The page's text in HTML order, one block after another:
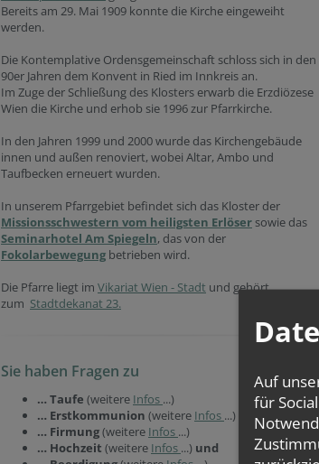
Bereits am 29. Mai 1909 konnte die Kirche eingeweiht
werden.
Die Kontemplative Ordensgemeinschaft schloss sich in den
90er Jahren dem Konvent in Ried im Innkreis an.
Im Zuge der Schließung des Klosters erwarb die Erzdiözese
Wien die Kirche und erhob sie 1996 zur Pfarrkirche.
In den Jahren 1999 und 2000 wurde das Kirchengebäude
innen und außen renoviert, wobei Altar, Ambo und
Taufbecken erneuert wurden.
In unserem Pfarrgebiet befindet sich das Kloster der
Missionsschwestern vom heiligsten Erlöser sowie das
Seminarhotel Am Spiegeln, das von der
Fokolarbewegung betrieben wird.
Die Pfarre liegt im Vikariat Wien - Stadt und gehört
zum Stadtdekanat 23.
Sie haben Fragen zu
… Taufe (weitere Infos ...)
… Erstkommunion (weitere Infos ...)
… Firmung(weitere Infos ...)
… Hochzeit (weitere Infos ...) und
Auf
für